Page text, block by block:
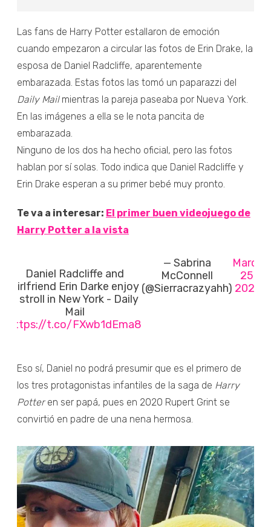
Las fans de Harry Potter estallaron de emoción
cuando empezaron a circular las fotos de Erin Drake, la
esposa de Daniel Radcliffe, aparentemente
embarazada. Estas fotos las tomó un paparazzi del
Daily Mailmientras la pareja paseaba por Nueva York.
En las imágenes a ella se le nota pancita de
embarazada.
Ninguno de los dos ha hecho oficial, pero las fotos
hablan por sí solas. Todo indica que Daniel Radcliffe y
Erin Drake esperan a su primer bebé muy pronto.
Te va a interesar: El primer buen videojuego de
Harry Potter a la vista
Daniel Radcliffe and
girlfriend Erin Darke enjoy
a stroll in New York - Daily
Mail
https://t.co/FXwb1dEma8
— Sabrina
McConnell
(@Sierracrazyahh)
March
25,
2023
Eso sí, Daniel no podrá presumir que es el primero de
los tres protagonistas infantiles de la saga de Harry
Potteren ser papá, pues en 2020 Rupert Grint se
convirtió en padre de una nena hermosa.